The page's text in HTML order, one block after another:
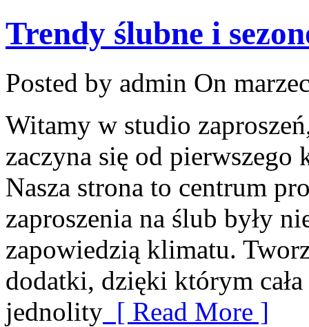
Trendy ślubne i
Posted by admin On
Witamy w studio
zaczyna się od pierwszego
Nasza strona to centrum
zaproszenia na ślub były
zapowiedzią klimatu.
dodatki, dzięki którym
jednolity [ Read More ]